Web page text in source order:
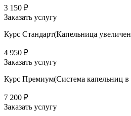
3 150 ₽
Заказать услугу
Курс Стандарт(Капельница
4 950 ₽
Заказать услугу
Курс Премиум(Система капельниц в
7 200 ₽
Заказать услугу